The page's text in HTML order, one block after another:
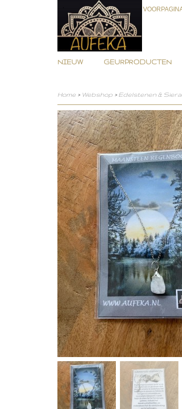
NIEUW GEURPRODUCTEN
Home > Webshop > Edelstenen &